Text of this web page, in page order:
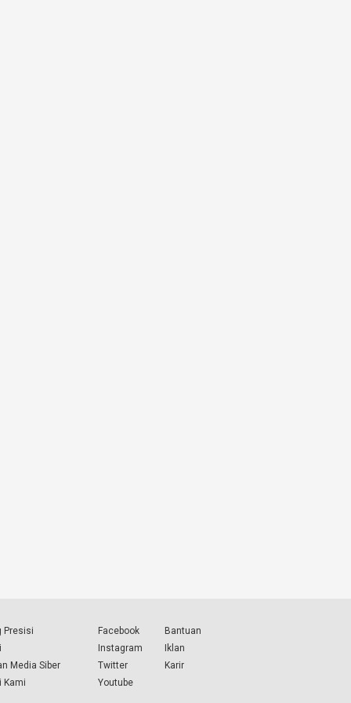
Presisi
Media Siber
Kami
Facebook
Instagram
Twitter
Youtube
Bantuan
Iklan
Karir